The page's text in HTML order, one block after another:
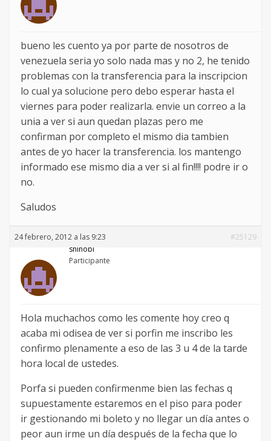
bueno les cuento ya por parte de nosotros de
venezuela seria yo solo nada mas y no 2, he tenido
problemas con la transferencia para la inscripcion
lo cual ya solucione pero debo esperar hasta el
viernes para poder realizarla. envie un correo a la
unia a ver si aun quedan plazas pero me
confirman por completo el mismo dia tambien
antes de yo hacer la transferencia. los mantengo
informado ese mismo dia a ver si al fin!!!! podre ir o
no.
Saludos
24 febrero, 2012 a las 9:23
#25129
shinobi
Participante
Hola muchachos como les comente hoy creo q
acaba mi odisea de ver si porfin me inscribo les
confirmo plenamente a eso de las 3 u 4 de la tarde
hora local de ustedes.
Porfa si pueden confirmenme bien las fechas q
supuestamente estaremos en el piso para poder
ir gestionando mi boleto y no llegar un día antes o
peor aun irme un día después de la fecha que lo